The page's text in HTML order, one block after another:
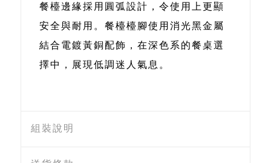
餐檯邊緣採用圓弧設計，令使用上更顯
安全與耐用。餐檯檯腳使用消光黑金屬
結合電鍍黃銅配飾，在深色系的餐桌選
擇中，展現低調迷人氣息。
組裝說明